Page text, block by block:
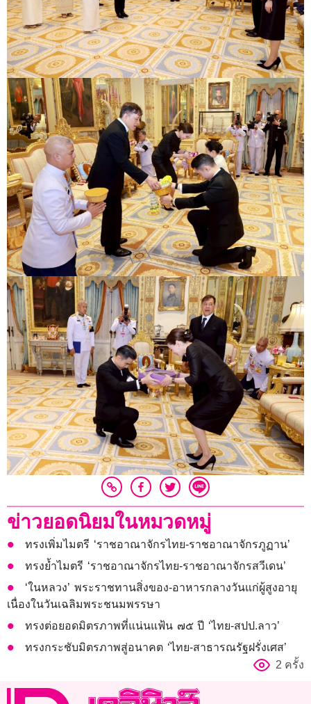
ข่าวยอดนิยมในหมวดหมู่
ทรงเพิ่มไมตรี ‘ราชอาณาจักรไทย-ราชอาณาจักรภูฏาน’
ทรงย้ำไมตรี ‘ราชอาณาจักรไทย-ราชอาณาจักรสวีเดน’
‘ในหลวง’ พระราชทานสิ่งของ-อาหารกลางวันแก่ผู้สูงอายุ
เนื่องในวันเฉลิมพระชนมพรรษา
ทรงต่อยอดมิตรภาพที่แน่นแฟ้น ๗๕ ปี ‘ไทย-สปป.ลาว’
ทรงกระชับมิตรภาพสู่อนาคต ‘ไทย-สาธารณรัฐฝรั่งเศส’
2 ครั้ง